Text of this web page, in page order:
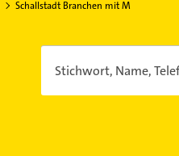
Schallstadt Branchen mit M
Stichwort, Name,